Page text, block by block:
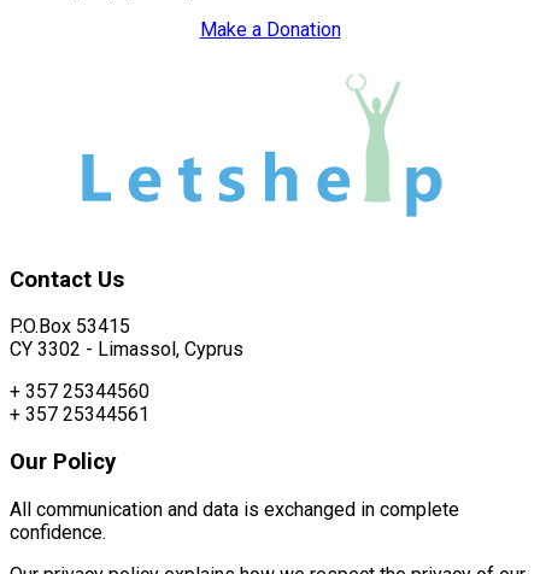
Make a Donation
Contact Us
P.O.Box 53415
CY 3302 - Limassol, Cyprus
+ 357 25344560
+ 357 25344561
Our Policy
All communication and data is exchanged in complete
confidence.